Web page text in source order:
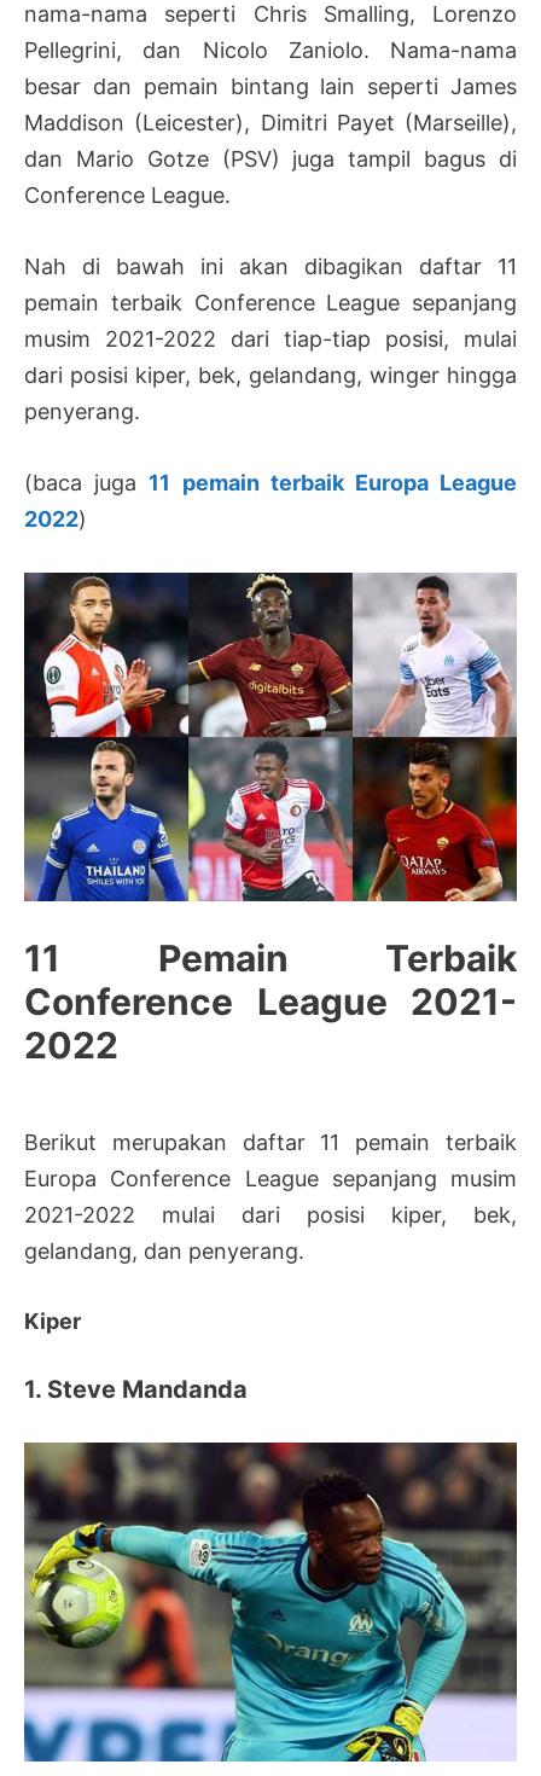
nama-nama seperti Chris Smalling, Lorenzo
Pellegrini, dan Nicolo Zaniolo. Nama-nama
besar dan pemain bintang lain seperti James
Maddison (Leicester), Dimitri Payet (Marseille),
dan Mario Gotze (PSV) juga tampil bagus di
Conference League.
Nah di bawah ini akan dibagikan daftar 11
pemain terbaik Conference League sepanjang
musim 2021-2022 dari tiap-tiap posisi, mulai
dari posisi kiper, bek, gelandang, winger hingga
penyerang.
(baca juga 11 pemain terbaik Europa League
2022)
11 Pemain Terbaik
Conference League 2021-
2022
Berikut merupakan daftar 11 pemain terbaik
Europa Conference League sepanjang musim
2021-2022 mulai dari posisi kiper, bek,
gelandang, dan penyerang.
Kiper
1. Steve Mandanda